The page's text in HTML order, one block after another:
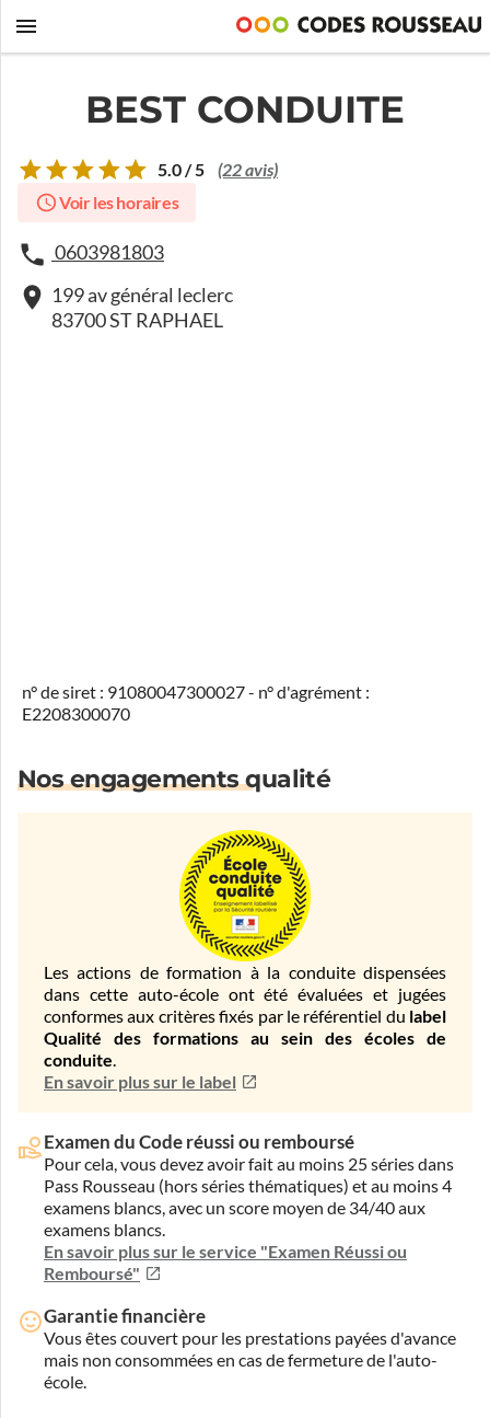
BEST CONDUITE
5.0 / 5 (22 avis)
Voir les horaires
0603981803
199 av général leclerc
83700 ST RAPHAEL
n° de siret : 91080047300027 - n° d'agrément :
E2208300070
Nos engagements qualité
Les actions de formation à la conduite dispensées
dans cette auto-école ont été évaluées et jugées
conformes aux critères fixés par le référentiel du label
Qualité des formations au sein des écoles de
conduite.
En savoir plus sur le label
Examen du Code réussi ou remboursé
Pour cela, vous devez avoir fait au moins 25 séries dans
Pass Rousseau (hors séries thématiques) et au moins 4
examens blancs, avec un score moyen de 34/40 aux
examens blancs.
En savoir plus sur le service "Examen Réussi ou
Remboursé"
Garantie financière
Vous êtes couvert pour les prestations payées d'avance
mais non consommées en cas de fermeture de l'auto-
école.